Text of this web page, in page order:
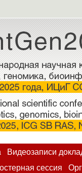
Видеозаписи
сессия